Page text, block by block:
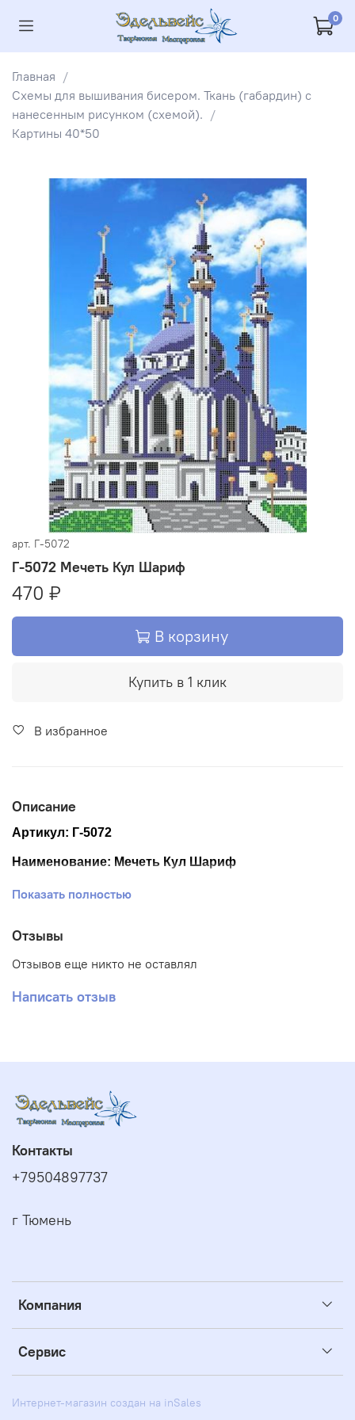
0
Главная
Схемы для вышивания бисером. Ткань (габардин) с
нанесенным рисунком (схемой).
Картины 40*50
арт. Г-5072
Г-5072 Мечеть Кул Шариф
470 ₽
В корзину
Купить в 1 клик
В избранное
Описание
Артикул: Г-5072
Наименование: Мечеть Кул Шариф
Размер ткани 40*50 см
Показать полностью
Отзывы
Отзывов еще никто не оставлял
Написать отзыв
Компания
Сервис
Контакты
+79504897737
г Тюмень
Интернет-магазин создан на inSales